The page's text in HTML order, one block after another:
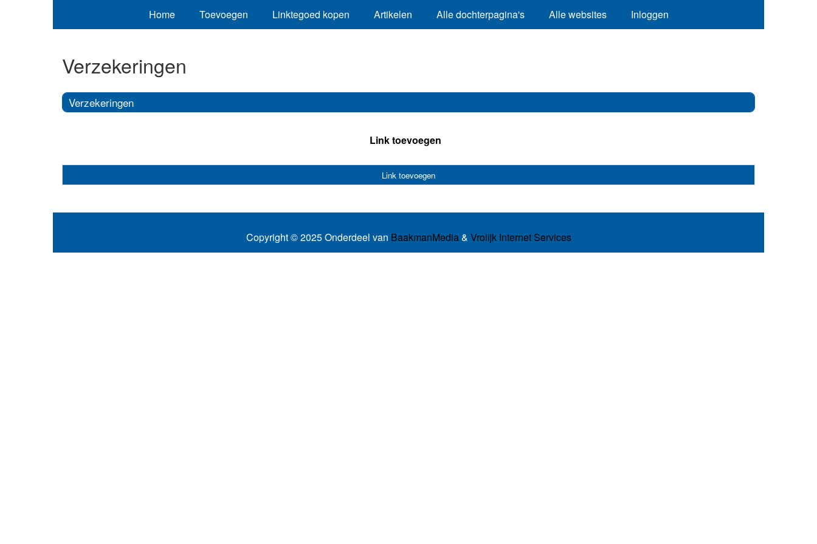
Home Toevoegen Linktegoed kopen Artikelen Alle dochterpagina's Alle websites Inloggen
Verzekeringen
Verzekeringen
Link toevoegen
Link toevoegen
Copyright © 2025 Onderdeel van BaakmanMedia& Vrolijk Internet Services